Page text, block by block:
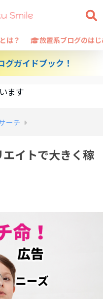
は？ 放置系ブログのは
グガイドブック！
ます
ーチ
イトで大きく稼